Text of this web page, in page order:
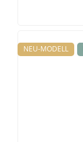
NEU-MODELL